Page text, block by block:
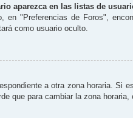
aparezca en las listas de
en "Preferencias de Foros",
como usuario oculto.
a otra zona horaria. Si
que para cambiar la zona